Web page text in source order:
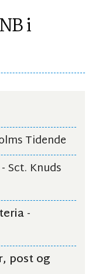
i
Tidende
- Sct. Knuds
-
post og